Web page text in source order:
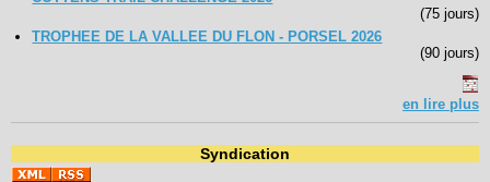
(75 jours)
TROPHEE DE LA VALLEE DU FLON - PORSEL 2026
(90 jours)
en lire plus
Syndication